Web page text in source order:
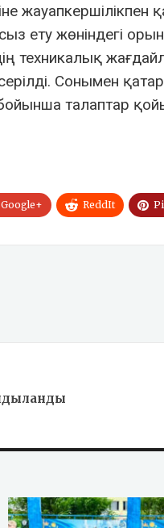
ету жөніндегі
техникалық
Сонымен
талаптар
Google+ ReddIt